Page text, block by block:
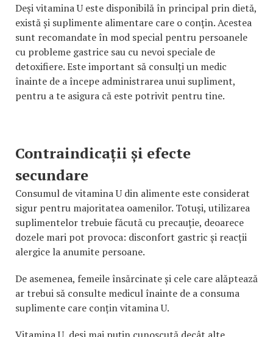
Deși vitamina U este disponibilă în principal prin dietă,
există și suplimente alimentare care o conțin. Acestea
sunt recomandate în mod special pentru persoanele
cu probleme gastrice sau cu nevoi speciale de
detoxifiere. Este important să consulți un medic
înainte de a începe administrarea unui supliment,
pentru a te asigura că este potrivit pentru tine.
Contraindicații și efecte
secundare
Consumul de vitamina U din alimente este considerat
sigur pentru majoritatea oamenilor. Totuși, utilizarea
suplimentelor trebuie făcută cu precauție, deoarece
dozele mari pot provoca: disconfort gastric și reacții
alergice la anumite persoane.
De asemenea, femeile însărcinate și cele care alăptează
ar trebui să consulte medicul înainte de a consuma
suplimente care conțin vitamina U.